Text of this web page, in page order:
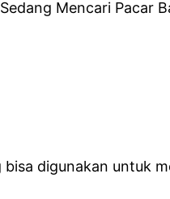
Mencari Pacar
digunakan untuk